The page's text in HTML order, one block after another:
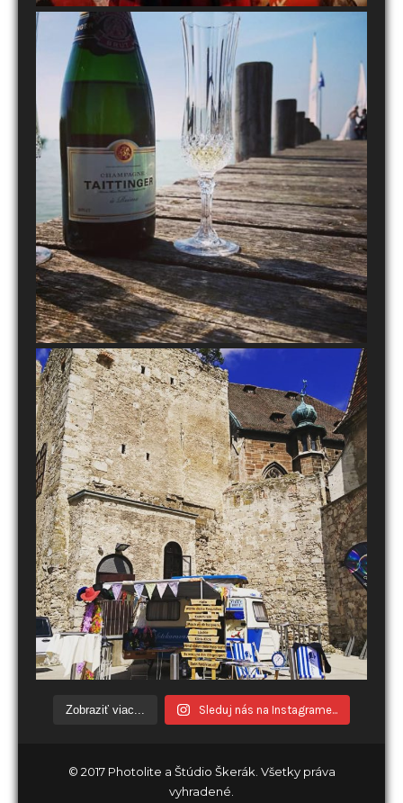
Zobraziť viac... Sleduj nás na Instagrame...
© 2017 Photolite a Štúdio Škerák. Všetky práva
vyhradené.